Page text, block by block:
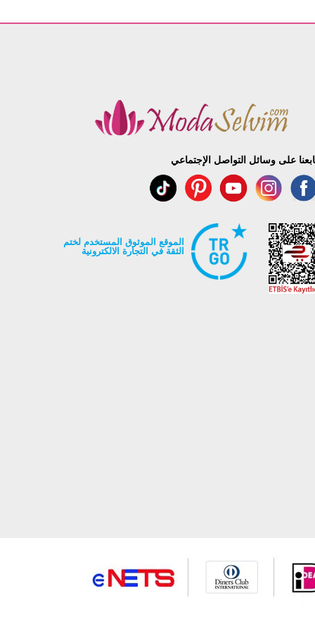
على وسائل التواصل الإجتماعي
الموقع الموثوق المستخدم لختم
الثقة في التجارة الالكترونية